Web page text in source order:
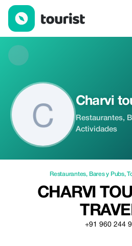
Charvi tours and travels —
Charvi
Restaurantes,
Actividades
Restaurantes, Bares y Pubs,
CHARVI
+91 960 244